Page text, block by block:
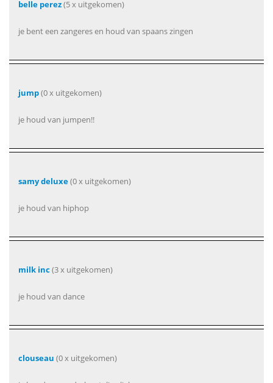
belle perez(5 x uitgekomen)
je bent een zangeres en houd van spaans zingen
jump(0 x uitgekomen)
je houd van jumpen!!
samy deluxe(0 x uitgekomen)
je houd van hiphop
milk inc(3 x uitgekomen)
je houd van dance
clouseau (0 x uitgekomen)